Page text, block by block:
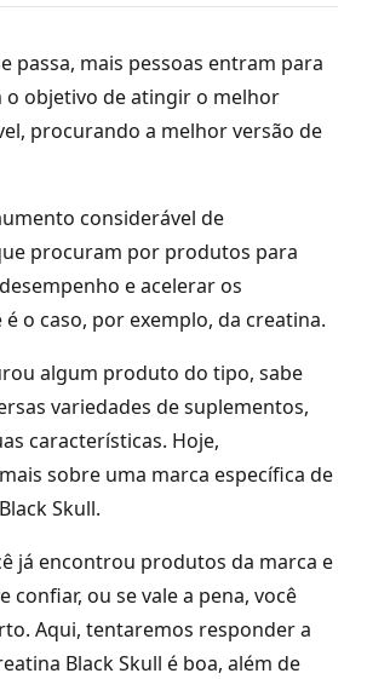
passa, mais pessoas entram para
o objetivo de atingir o melhor
procurando a melhor versão de
considerável de
procuram por produtos para
e acelerar os
é o caso, por exemplo, da creatina.
algum produto do tipo, sabe
variedades de suplementos,
características. Hoje,
sobre uma marca específica de
Skull.
já encontrou produtos da marca e
confiar, ou se vale a pena, você
Aqui, tentaremos responder a
Black Skull é boa, além de